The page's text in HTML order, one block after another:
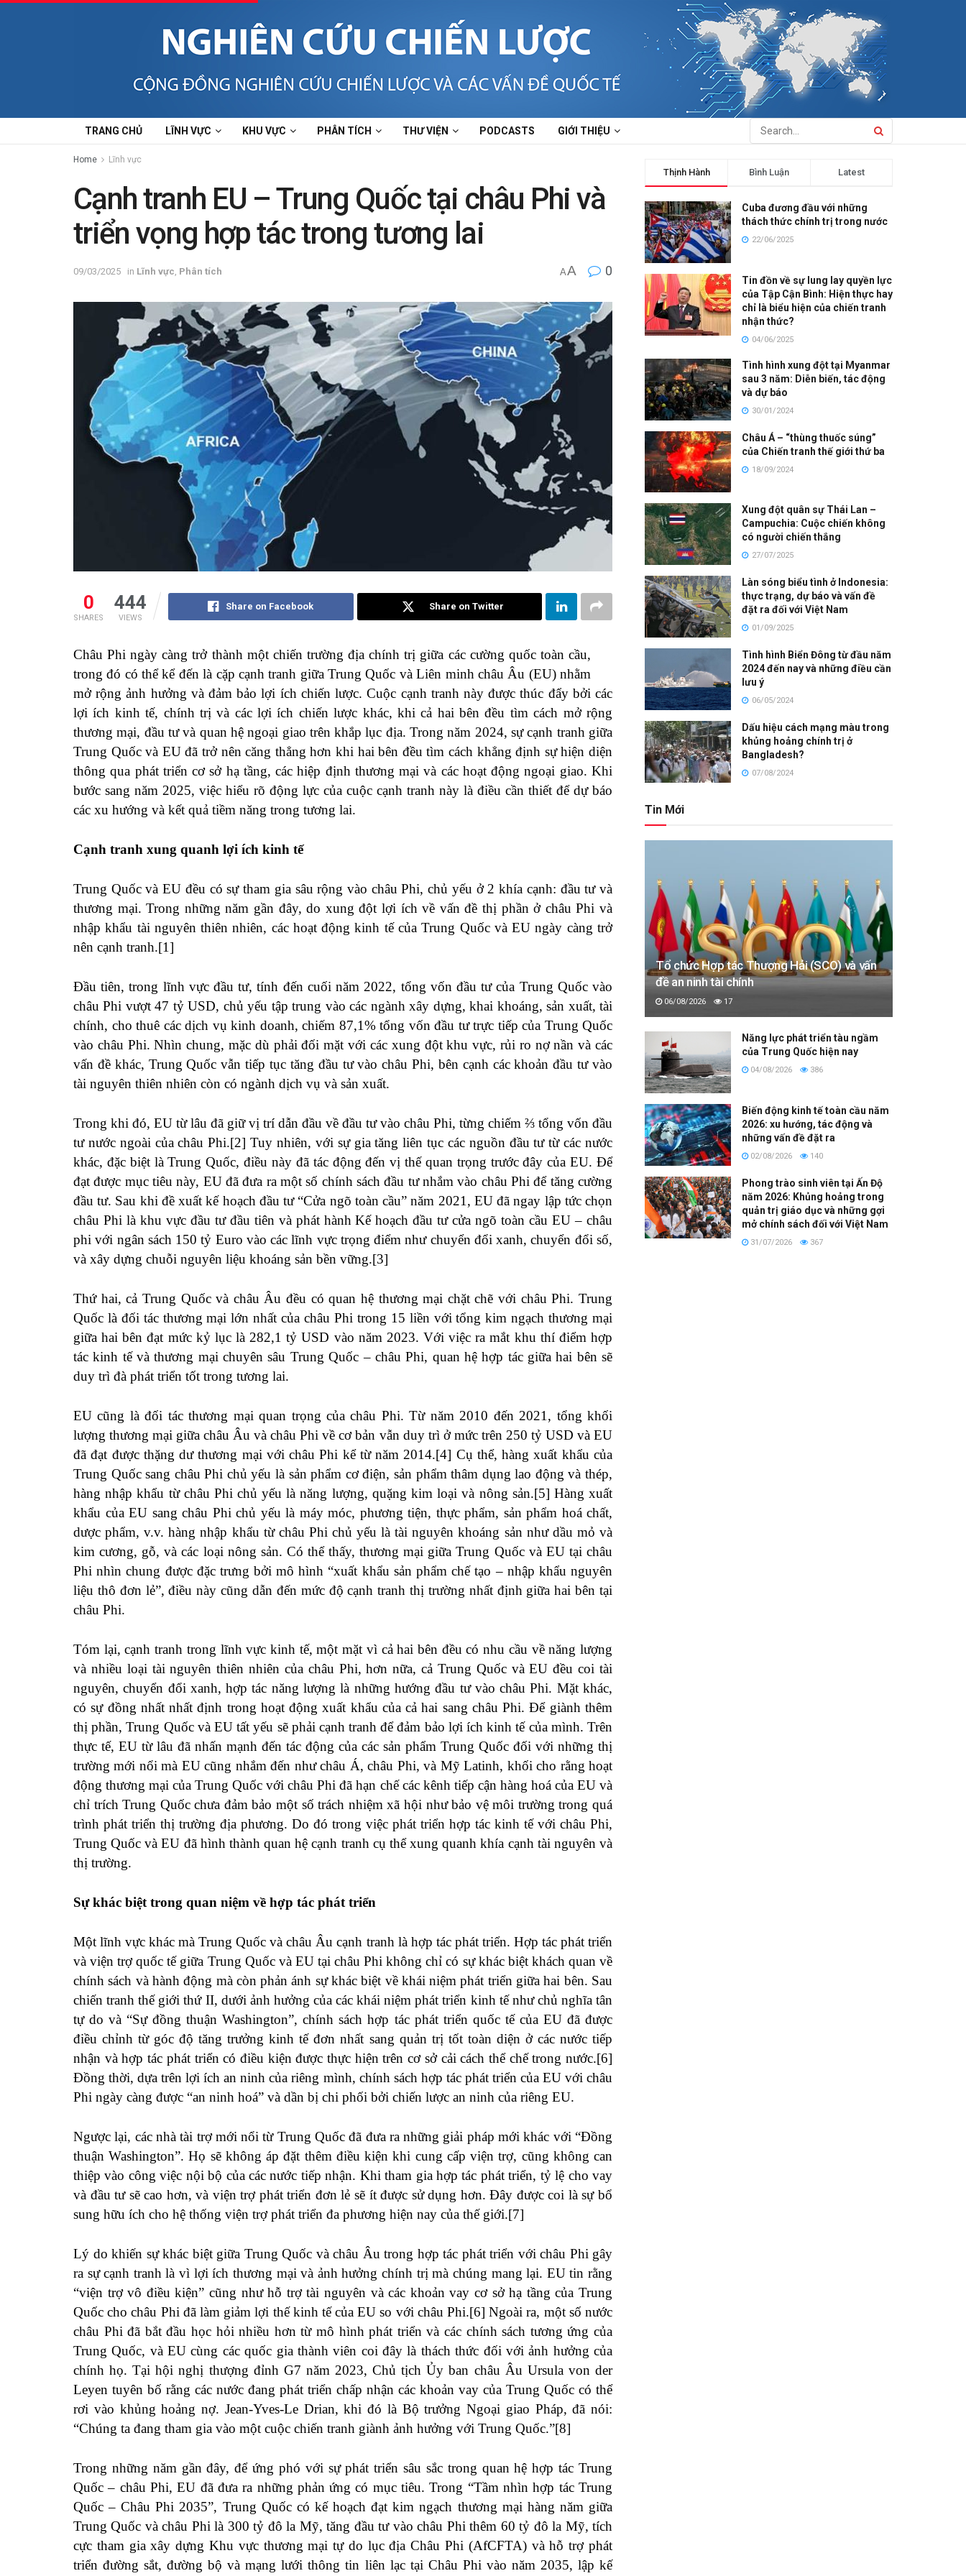
TRANG CHỦ LĨNH VỰC KHU VỰC PHÂN TÍCH THƯ VIỆN PODCASTS GIỚI THIỆU
Home Lĩnh vực
Cạnh tranh EU – Trung Quốc tại châu Phi và
triển vọng hợp tác trong tương lai
09/03/2025 in Lĩnh vực Phân tích AA 0
0
SHARES
444
VIEWS
Share on Facebook Share on Twitter
Châu Phi ngày càng trở thành một chiến trường địa chính trị giữa các cường quốc toàn cầu,
trong đó có thể kể đến là cặp cạnh tranh giữa Trung Quốc và Liên minh châu Âu (EU) nhằm
mở rộng ảnh hưởng và đảm bảo lợi ích chiến lược. Cuộc cạnh tranh này được thúc đẩy bởi các
lợi ích kinh tế, chính trị và các lợi ích chiến lược khác, khi cả hai bên đều tìm cách mở rộng
thương mại, đầu tư và quan hệ ngoại giao trên khắp lục địa. Trong năm 2024, sự cạnh tranh giữa
Trung Quốc và EU đã trở nên căng thẳng hơn khi hai bên đều tìm cách khẳng định sự hiện diện
thông qua phát triển cơ sở hạ tầng, các hiệp định thương mại và các hoạt động ngoại giao. Khi
bước sang năm 2025, việc hiểu rõ động lực của cuộc cạnh tranh này là điều cần thiết để dự báo
các xu hướng và kết quả tiềm năng trong tương lai.
Cạnh tranh xung quanh lợi ích kinh tế
Trung Quốc và EU đều có sự tham gia sâu rộng vào châu Phi, chủ yếu ở 2 khía cạnh: đầu tư và
thương mại. Trong những năm gần đây, do xung đột lợi ích về vấn đề thị phần ở châu Phi và
nhập khẩu tài nguyên thiên nhiên, các hoạt động kinh tế của Trung Quốc và EU ngày càng trở
nên cạnh tranh.[1]
Đầu tiên, trong lĩnh vực đầu tư, tính đến cuối năm 2022, tổng vốn đầu tư của Trung Quốc vào
châu Phi vượt 47 tỷ USD, chủ yếu tập trung vào các ngành xây dựng, khai khoáng, sản xuất, tài
chính, cho thuê các dịch vụ kinh doanh, chiếm 87,1% tổng vốn đầu tư trực tiếp của Trung Quốc
vào châu Phi. Nhìn chung, mặc dù phải đối mặt với các xung đột khu vực, rủi ro nợ nần và các
vấn đề khác, Trung Quốc vẫn tiếp tục tăng đầu tư vào châu Phi, bên cạnh các khoản đầu tư vào
tài nguyên thiên nhiên còn có ngành dịch vụ và sản xuất.
Trong khi đó, EU từ lâu đã giữ vị trí dẫn đầu về đầu tư vào châu Phi, từng chiếm ⅔ tổng vốn đầu
tư nước ngoài của châu Phi.[2] Tuy nhiên, với sự gia tăng liên tục các nguồn đầu tư từ các nước
khác, đặc biệt là Trung Quốc, điều này đã tác động đến vị thế quan trọng trước đây của EU. Để
đạt được mục tiêu này, EU đã đưa ra một số chính sách đầu tư nhắm vào châu Phi để tăng cường
đầu tư. Sau khi đề xuất kế hoạch đầu tư “Cửa ngõ toàn cầu” năm 2021, EU đã ngay lập tức chọn
châu Phi là khu vực đầu tư đầu tiên và phát hành Kế hoạch đầu tư cửa ngõ toàn cầu EU – châu
phi với ngân sách 150 tỷ Euro vào các lĩnh vực trọng điểm như chuyển đổi xanh, chuyển đổi số,
và xây dựng chuỗi nguyên liệu khoáng sản bền vững.[3]
Thứ hai, cả Trung Quốc và châu Âu đều có quan hệ thương mại chặt chẽ với châu Phi. Trung
Quốc là đối tác thương mại lớn nhất của châu Phi trong 15 liền với tổng kim ngạch thương mại
giữa hai bên đạt mức kỷ lục là 282,1 tỷ USD vào năm 2023. Với việc ra mắt khu thí điểm hợp
tác kinh tế và thương mại chuyên sâu Trung Quốc – châu Phi, quan hệ hợp tác giữa hai bên sẽ
duy trì đà phát triển tốt trong tương lai.
EU cũng là đối tác thương mại quan trọng của châu Phi. Từ năm 2010 đến 2021, tổng khối
lượng thương mại giữa châu Âu và châu Phi về cơ bản vẫn duy trì ở mức trên 250 tỷ USD và EU
đã đạt được thặng dư thương mại với châu Phi kể từ năm 2014.[4] Cụ thể, hàng xuất khẩu của
Trung Quốc sang châu Phi chủ yếu là sản phẩm cơ điện, sản phẩm thâm dụng lao động và thép,
hàng nhập khẩu từ châu Phi chủ yếu là năng lượng, quặng kim loại và nông sản.[5] Hàng xuất
khẩu của EU sang châu Phi chủ yếu là máy móc, phương tiện, thực phẩm, sản phẩm hoá chất,
dược phẩm, v.v. hàng nhập khẩu từ châu Phi chủ yếu là tài nguyên khoáng sản như dầu mỏ và
kim cương, gỗ, và các loại nông sản. Có thể thấy, thương mại giữa Trung Quốc và EU tại châu
Phi nhìn chung được đặc trưng bởi mô hình “xuất khẩu sản phẩm chế tạo – nhập khẩu nguyên
liệu thô đơn lẻ”, điều này cũng dẫn đến mức độ cạnh tranh thị trường nhất định giữa hai bên tại
châu Phi.
Tóm lại, cạnh tranh trong lĩnh vực kinh tế, một mặt vì cả hai bên đều có nhu cầu về năng lượng
và nhiều loại tài nguyên thiên nhiên của châu Phi, hơn nữa, cả Trung Quốc và EU đều coi tài
nguyên, chuyển đổi xanh, hợp tác năng lượng là những hướng đầu tư vào châu Phi. Mặt khác,
có sự đồng nhất nhất định trong hoạt động xuất khẩu của cả hai sang châu Phi. Để giành thêm
thị phần, Trung Quốc và EU tất yếu sẽ phải cạnh tranh để đảm bảo lợi ích kinh tế của mình. Trên
thực tế, EU từ lâu đã nhấn mạnh đến tác động của các sản phẩm Trung Quốc đối với những thị
trường mới nổi mà EU cũng nhắm đến như châu Á, châu Phi, và Mỹ Latinh, khối cho rằng hoạt
động thương mại của Trung Quốc với châu Phi đã hạn chế các kênh tiếp cận hàng hoá của EU và
chỉ trích Trung Quốc chưa đảm bảo một số trách nhiệm xã hội như bảo vệ môi trường trong quá
trình phát triển thị trường địa phương. Do đó trong việc phát triển hợp tác kinh tế với châu Phi,
Trung Quốc và EU đã hình thành quan hệ cạnh tranh cụ thể xung quanh khía cạnh tài nguyên và
thị trường.
Sự khác biệt trong quan niệm về hợp tác phát triển
Một lĩnh vực khác mà Trung Quốc và châu Âu cạnh tranh là hợp tác phát triển. Hợp tác phát triển
và viện trợ quốc tế giữa Trung Quốc và EU tại châu Phi không chỉ có sự khác biệt khách quan về
chính sách và hành động mà còn phản ánh sự khác biệt về khái niệm phát triển giữa hai bên. Sau
chiến tranh thế giới thứ II, dưới ảnh hưởng của các khái niệm phát triển kinh tế như chủ nghĩa tân
tự do và “Sự đồng thuận Washington”, chính sách hợp tác phát triển quốc tế của EU đã được
điều chỉnh từ góc độ tăng trưởng kinh tế đơn nhất sang quản trị tốt toàn diện ở các nước tiếp
nhận và hợp tác phát triển có điều kiện được thực hiện trên cơ sở cải cách thể chế trong nước.[6]
Đồng thời, dựa trên lợi ích an ninh của riêng mình, chính sách hợp tác phát triển của EU với châu
Phi ngày càng được “an ninh hoá” và dần bị chi phối bởi chiến lược an ninh của riêng EU.
Ngược lại, các nhà tài trợ mới nổi từ Trung Quốc đã đưa ra những giải pháp mới khác với “Đồng
thuận Washington”. Họ sẽ không áp đặt thêm điều kiện khi cung cấp viện trợ, cũng không can
thiệp vào công việc nội bộ của các nước tiếp nhận. Khi tham gia hợp tác phát triển, tỷ lệ cho vay
và đầu tư sẽ cao hơn, và viện trợ phát triển đơn lẻ sẽ ít được sử dụng hơn. Đây được coi là sự bổ
sung hữu ích cho hệ thống viện trợ phát triển đa phương hiện nay của thế giới.[7]
Lý do khiến sự khác biệt giữa Trung Quốc và châu Âu trong hợp tác phát triển với châu Phi gây
ra sự cạnh tranh là vì lợi ích thương mại và ảnh hưởng chính trị mà chúng mang lại. EU tin rằng
“viện trợ vô điều kiện” cũng như hỗ trợ tài nguyên và các khoản vay cơ sở hạ tầng của Trung
Quốc cho châu Phi đã làm giảm lợi thế kinh tế của EU so với châu Phi.[6] Ngoài ra, một số nước
châu Phi đã bắt đầu học hỏi nhiều hơn từ mô hình phát triển và các chính sách tương ứng của
Trung Quốc, và EU cùng các quốc gia thành viên coi đây là thách thức đối với ảnh hưởng của
chính họ. Tại hội nghị thượng đỉnh G7 năm 2023, Chủ tịch Ủy ban châu Âu Ursula von der
Leyen tuyên bố rằng các nước đang phát triển chấp nhận các khoản vay của Trung Quốc có thể
rơi vào khủng hoảng nợ. Jean-Yves-Le Drian, khi đó là Bộ trưởng Ngoại giao Pháp, đã nói:
“Chúng ta đang tham gia vào một cuộc chiến tranh giành ảnh hưởng với Trung Quốc.”[8]
Trong những năm gần đây, để ứng phó với sự phát triển sâu sắc trong quan hệ hợp tác Trung
Quốc – châu Phi, EU đã đưa ra những phản ứng có mục tiêu. Trong “Tầm nhìn hợp tác Trung
Quốc – Châu Phi 2035”, Trung Quốc có kế hoạch đạt kim ngạch thương mại hàng năm giữa
Trung Quốc và châu Phi là 300 tỷ đô la Mỹ, tăng đầu tư vào châu Phi thêm 60 tỷ đô la Mỹ, tích
cực tham gia xây dựng Khu vực thương mại tự do lục địa Châu Phi (AfCFTA) và hỗ trợ phát
triển đường sắt, đường bộ và mạng lưới thông tin liên lạc tại Châu Phi vào năm 2035, lập kế
Thịnh Hành Bình Luận Latest
Cuba đương đầu với những
thách thức chính trị trong nước
22/06/2025
Tin đồn về sự lung lay quyền lực
của Tập Cận Bình: Hiện thực hay
chỉ là biểu hiện của chiến tranh
nhận thức?
04/06/2025
Tình hình xung đột tại Myanmar
sau 3 năm: Diễn biến, tác động
và dự báo
30/01/2024
Châu Á – “thùng thuốc súng”
của Chiến tranh thế giới thứ ba
18/09/2024
Xung đột quân sự Thái Lan –
Campuchia: Cuộc chiến không
có người chiến thắng
27/07/2025
Làn sóng biểu tình ở Indonesia:
thực trạng, dự báo và vấn đề
đặt ra đối với Việt Nam
01/09/2025
Tình hình Biển Đông từ đầu năm
2024 đến nay và những điều cần
lưu ý
06/05/2024
Dấu hiệu cách mạng màu trong
khủng hoảng chính trị ở
Bangladesh?
07/08/2024
Tin Mới
Tổ chức Hợp tác Thượng Hải (SCO) và vấn
đề an ninh tài chính
06/08/2026 17
Năng lực phát triển tàu ngầm
của Trung Quốc hiện nay
04/08/2026 386
Biến động kinh tế toàn cầu năm
2026: xu hướng, tác động và
những vấn đề đặt ra
02/08/2026 140
Phong trào sinh viên tại Ấn Độ
năm 2026: Khủng hoảng trong
quản trị giáo dục và những gợi
mở chính sách đối với Việt Nam
31/07/2026 367